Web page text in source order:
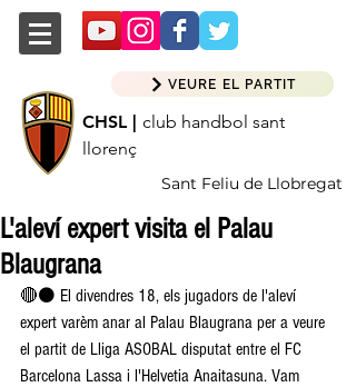
CHSL | club handbol sant
llorenç
Sant Feliu de Llobregat
VEURE EL PARTIT
L'aleví expert visita el Palau
Blaugrana
🔴⚫️ El divendres 18, els jugadors de l'aleví
expert varèm anar al Palau Blaugrana per a veure
el partit de Lliga ASOBAL disputat entre el FC
Barcelona Lassa i l'Helvetia Anaitasuna. Vam